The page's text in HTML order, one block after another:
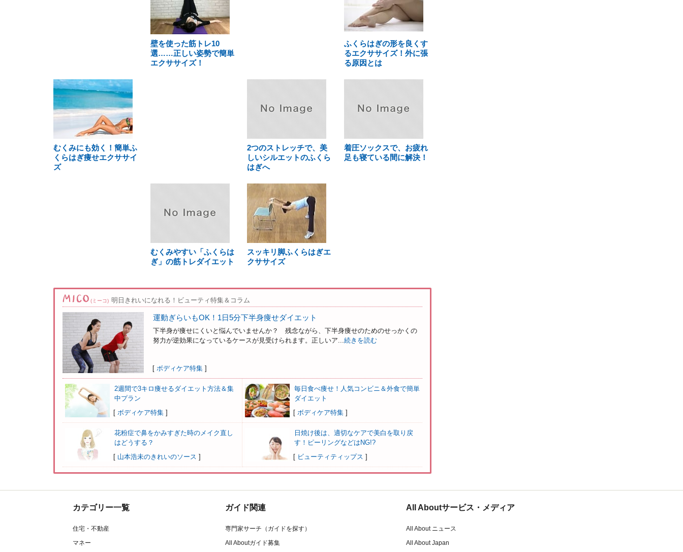
壁を使った筋トレ10
選……正しい姿勢で簡単
エクササイズ！
ふくらはぎの形を良くす
るエクササイズ！外に張
る原因とは
むくみにも効く！簡単ふ
くらはぎ痩せエクササイ
ズ
2つのストレッチで、美
しいシルエットのふくら
はぎへ
着圧ソックスで、お疲れ
足も寝ている間に解決！
むくみやすい「ふくらは
ぎ」の筋トレダイエット
スッキリ脚ふくらはぎエ
クササイズ
(ミーコ) 明日きれいになれる！ビューティ特集＆コラム
運動ぎらいもOK！1日5分下半身痩せダイエット
下半身が痩せにくいと悩んでいませんか？ 残念ながら、下半身痩せのためのせっかくの
努力が逆効果になっているケースが見受けられます。正しいア...続きを読む
[ ボディケア特集 ]
2週間で3キロ痩せるダイエット方法＆集
中プラン
[ ボディケア特集 ]
毎日食べ痩せ！人気コンビニ＆外食で簡単
ダイエット
[ ボディケア特集 ]
花粉症で鼻をかみすぎた時のメイク直し
はどうする？
[ 山本浩未のきれいのソース ]
日焼け後は、適切なケアで美白を取り戻
す！ピーリングなどはNG!?
[ ビューティティップス ]
カテゴリー一覧
住宅・不動産
マネー
ガイド関連
専門家サーチ（ガイドを探す）
All Aboutガイド募集
All Aboutサービス・メディア
All About ニュース
All About Japan